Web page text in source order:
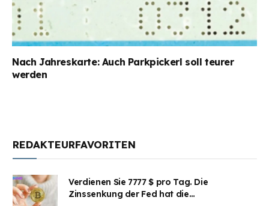
Nach Jahreskarte: Auch Parkpickerl soll teurer
werden
REDAKTEURFAVORITEN
Verdienen Sie 7777 $ pro Tag. Die
Zinssenkung der Fed hat die